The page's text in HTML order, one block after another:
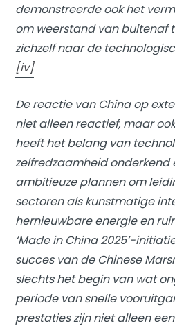
demonstreerde ook het
om weerstand van buitenaf
zichzelf naar de
[iv]
De reactie van China op
niet alleen reactief, maar
heeft het belang van
zelfredzaamheid onderkend
ambitieuze plannen om
sectoren als kunstmatige
hernieuwbare energie en
‘Made in China 2025’-
succes van de Chinese
slechts het begin van wat
periode van snelle
prestaties zijn niet alleen